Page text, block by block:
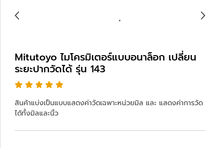
Mitutoyo ไมโครมิเตอร์แบบอนาล็อก เปลี่ยน
ระยะปากวัดได้ รุ่น 143
สินค้าแบ่งเป็นแบบแสดงค่าวัดเฉพาะหน่วยมิล และ แสดงค่าการวัด
ได้ทั้งมิลและนิ้ว